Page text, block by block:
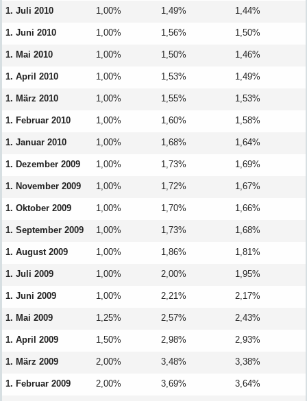
1. Juli 2010 1,00% 1,49% 1,44%
1. Juni 2010 1,00% 1,56% 1,50%
1. Mai 2010 1,00% 1,50% 1,46%
1. April 2010 1,00% 1,53% 1,49%
1. März 2010 1,00% 1,55% 1,53%
1. Februar 2010 1,00% 1,60% 1,58%
1. Januar 2010 1,00% 1,68% 1,64%
1. Dezember 2009 1,00% 1,73% 1,69%
1. November 2009 1,00% 1,72% 1,67%
1. Oktober 2009 1,00% 1,70% 1,66%
1. September 2009 1,00% 1,73% 1,68%
1. August 2009 1,00% 1,86% 1,81%
1. Juli 2009 1,00% 2,00% 1,95%
1. Juni 2009 1,00% 2,21% 2,17%
1. Mai 2009 1,25% 2,57% 2,43%
1. April 2009 1,50% 2,98% 2,93%
1. März 2009 2,00% 3,48% 3,38%
1. Februar 2009 2,00% 3,69% 3,64%